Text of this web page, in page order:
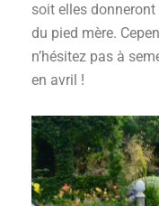
soit elles
du pied mère.
n’hésitez pas à
en avril !